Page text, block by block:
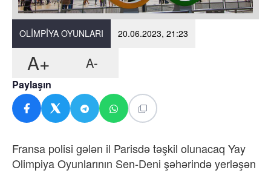
OLIMPIYA OYUNLARI 20.06.2023, 21:23
A+ A-
Paylaşın
Fransa polisi gələn il Parisdə təşkil olunacaq Yay
Olimpiya Oyunlarının Sen-Deni şəhərində yerləşən